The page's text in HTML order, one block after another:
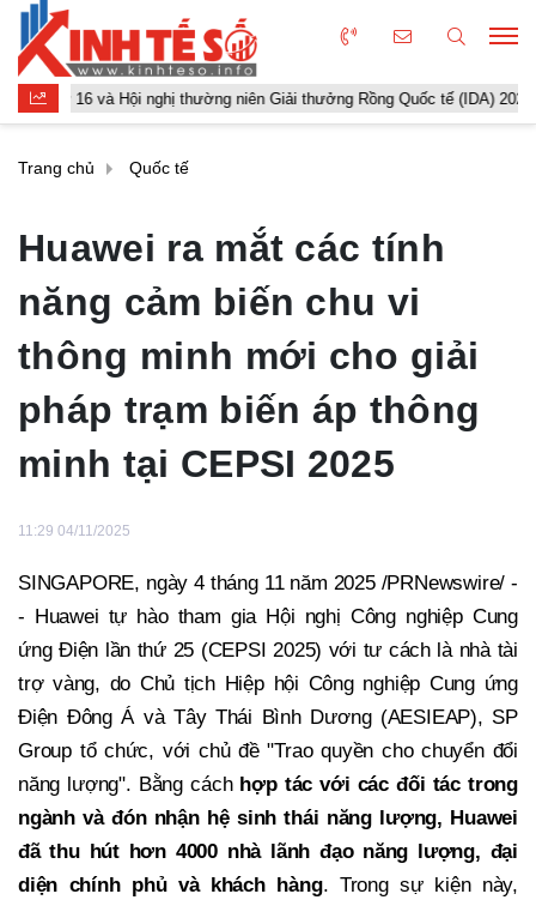
Hội nghị thường niên Giải thưởng Rồng Quốc tế (IDA) 2026 được tổ
Trang chủ Quốc tế
Huawei ra mắt các tính
năng cảm biến chu vi
thông minh mới cho giải
pháp trạm biến áp thông
minh tại CEPSI 2025
11:29 04/11/2025
SINGAPORE, ngày 4 tháng 11 năm 2025 /PRNewswire/ -
- Huawei tự hào tham gia Hội nghị Công nghiệp Cung
ứng Điện lần thứ 25 (CEPSI 2025) với tư cách là nhà tài
trợ vàng, do Chủ tịch Hiệp hội Công nghiệp Cung ứng
Điện Đông Á và Tây Thái Bình Dương (AESIEAP), SP
Group tổ chức, với chủ đề "Trao quyền cho chuyển đổi
năng lượng". Bằng cách hợp tác với các đối tác trong
ngành và đón nhận hệ sinh thái năng lượng, Huawei
đã thu hút hơn 4000 nhà lãnh đạo năng lượng, đại
diện chính phủ và khách hàng. Trong sự kiện này,